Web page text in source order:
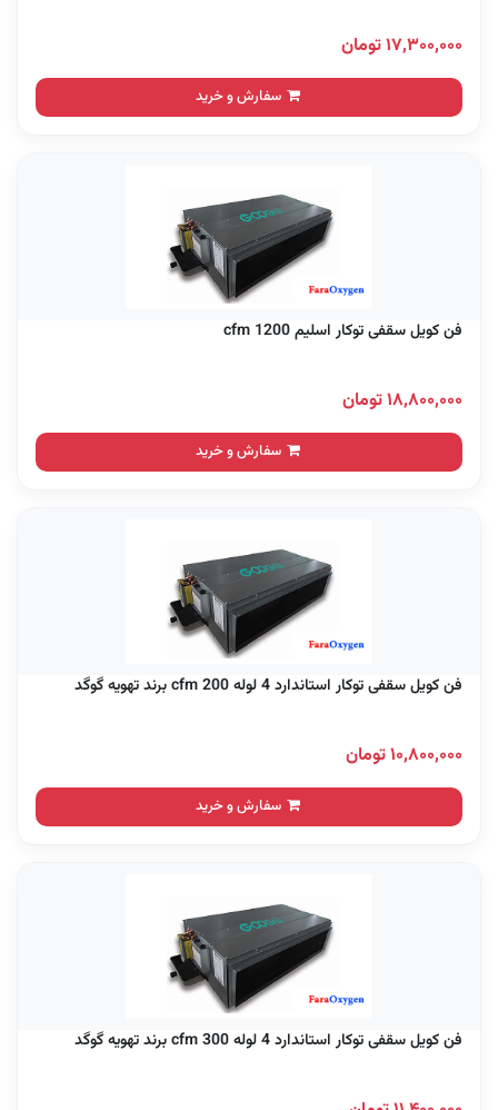
۱۷,۳۰۰,۰۰۰ تومان
سفارش و خرید
فن کویل سقفی توکار اسلیم 1200 cfm
۱۸,۸۰۰,۰۰۰ تومان
سفارش و خرید
فن کویل سقفی توکار استاندارد 4 لوله 200 cfm برند تهویه گوگد
۱۰,۸۰۰,۰۰۰ تومان
سفارش و خرید
فن کویل سقفی توکار استاندارد 4 لوله 300 cfm برند تهویه گوگد